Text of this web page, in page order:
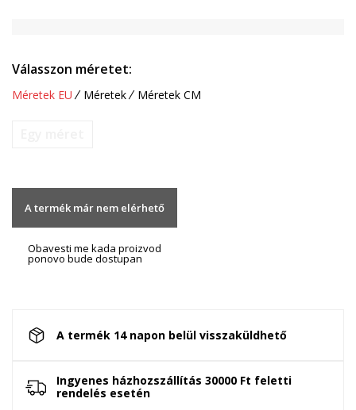
Válasszon méretet:
Méretek EU Méretek Méretek CM
A termék már nem elérhető
Obavesti me kada proizvod
ponovo bude dostupan
A termék 14 napon belül visszaküldhető
Ingyenes házhozszállítás 30000 Ft feletti
rendelés esetén